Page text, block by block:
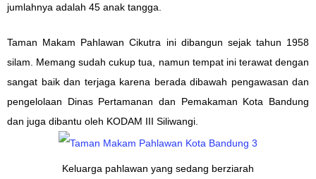
jumlahnya adalah 45 anak tangga.
Taman Makam Pahlawan Cikutra ini dibangun sejak tahun 1958
silam. Memang sudah cukup tua, namun tempat ini terawat dengan
sangat baik dan terjaga karena berada dibawah pengawasan dan
pengelolaan Dinas Pertamanan dan Pemakaman Kota Bandung
dan juga dibantu oleh KODAM III Siliwangi.
Keluarga pahlawan yang sedang berziarah